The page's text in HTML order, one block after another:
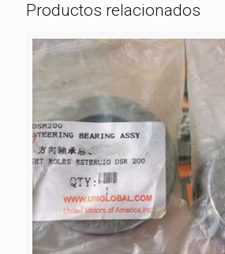
Productos relacionados